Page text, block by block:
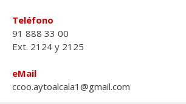
Teléfono
91 888 33 00
Ext. 2124 y 2125
eMail
ccoo.aytoalcala1@gmail.com